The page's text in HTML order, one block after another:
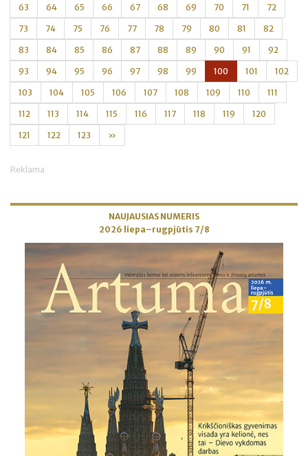
63 64 65 66 67 68 69 70 71 72
73 74 75 76 77 78 79 80 81 82
83 84 85 86 87 88 89 90 91 92
93 94 95 96 97 98 99 100 101 102
103 104 105 106 107 108 109 110 111
112 113 114 115 116 117 118 119 120
121 122 123 »
Reklama
NAUJAUSIAS NUMERIS
2026 liepa–rugpjūtis 7/8